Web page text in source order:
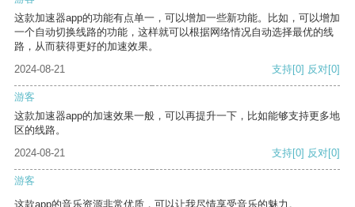
这款加速器app的功能有点单一，可以增加一些新功能。比如，可以增加
一个自动切换线路的功能，这样就可以根据网络情况自动选择最优的线
路，从而获得更好的加速效果。
2024-08-21
支持[0] 反对[0]
游客
这款加速器app的加速效果一般，可以再提升一下，比如能够支持更多地
区的线路。
2024-08-21
支持[0] 反对[0]
游客
这款app的音乐资源非常优质，可以让我尽情享受音乐的魅力。